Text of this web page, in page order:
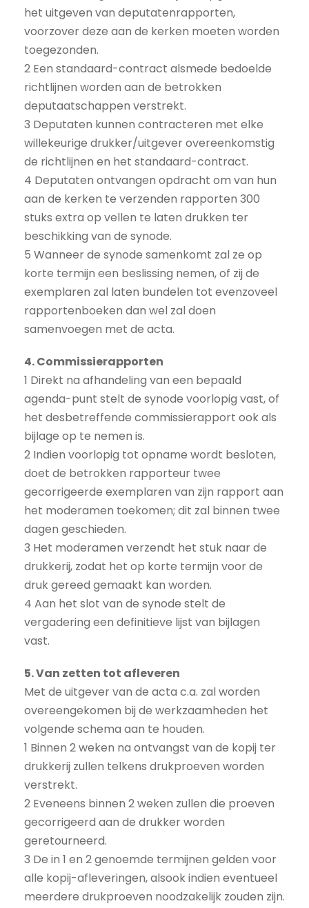
het uitgeven van deputatenrapporten,
voorzover deze aan de kerken moeten worden
toegezonden.
2 Een standaard-contract alsmede bedoelde
richtlijnen worden aan de betrokken
deputaatschappen verstrekt.
3 Deputaten kunnen contracteren met elke
willekeurige drukker/uitgever overeenkomstig
de richtlijnen en het standaard-contract.
4 Deputaten ontvangen opdracht om van hun
aan de kerken te verzenden rapporten 300
stuks extra op vellen te laten drukken ter
beschikking van de synode.
5 Wanneer de synode samenkomt zal ze op
korte termijn een beslissing nemen, of zij de
exemplaren zal laten bundelen tot evenzoveel
rapportenboeken dan wel zal doen
samenvoegen met de acta.
4. Commissierapporten
1 Direkt na afhandeling van een bepaald
agenda-punt stelt de synode voorlopig vast, of
het desbetreffende commissierapport ook als
bijlage op te nemen is.
2 Indien voorlopig tot opname wordt besloten,
doet de betrokken rapporteur twee
gecorrigeerde exemplaren van zijn rapport aan
het moderamen toekomen; dit zal binnen twee
dagen geschieden.
3 Het moderamen verzendt het stuk naar de
drukkerij, zodat het op korte termijn voor de
druk gereed gemaakt kan worden.
4 Aan het slot van de synode stelt de
vergadering een definitieve lijst van bijlagen
vast.
5. Van zetten tot afleveren
Met de uitgever van de acta c.a. zal worden
overeengekomen bij de werkzaamheden het
volgende schema aan te houden.
1 Binnen 2 weken na ontvangst van de kopij ter
drukkerij zullen telkens drukproeven worden
verstrekt.
2 Eveneens binnen 2 weken zullen die proeven
gecorrigeerd aan de drukker worden
geretourneerd.
3 De in 1 en 2 genoemde termijnen gelden voor
alle kopij-afleveringen, alsook indien eventueel
meerdere drukproeven noodzakelijk zouden zijn.